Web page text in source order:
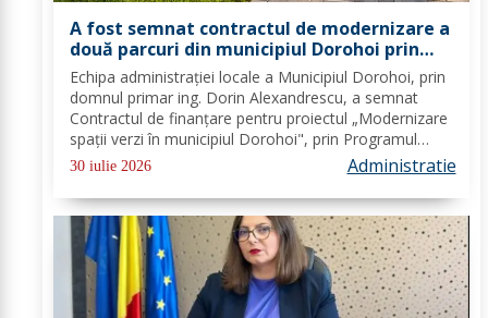
A fost semnat contractul de modernizare a
două parcuri din municipiul Dorohoi prin
fonduri europene
Echipa administrației locale a Municipiul Dorohoi, prin
domnul primar ing. Dorin Alexandrescu, a semnat
Contractul de finanțare pentru proiectul „Modernizare
spații verzi în municipiul Dorohoi", prin Programul
Regional 2021–2027 - Prioritatea de investiții 3. Nord-
30 iulie 2026 Administratie